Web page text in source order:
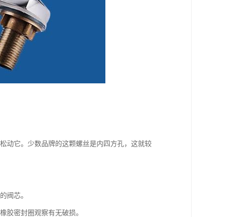
动它。少数品牌的这颗螺丝是内四方孔，这就较
阀芯。
胶密封圈观察有无破损。